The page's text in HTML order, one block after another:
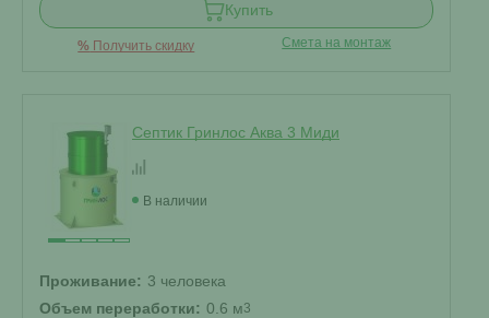
Купить
% Получить скидку Смета на монтаж
Септик Гринлос Аква 3 Миди
В наличии
Проживание: 3 человека
Объем переработки: 0.6 м3